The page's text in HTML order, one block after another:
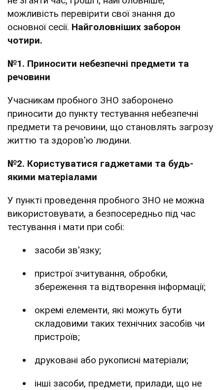
можливість перевірити свої знання до
основної сесії. Найголовніших заборон
чотири.
№1. Приносити небезпечні предмети та
речовини
Учасникам пробного ЗНО заборонено
приносити до пункту тестування небезпечні
предмети та речовини, що становлять загрозу
життю та здоров'ю людини.
№2. Користуватися гаджетами та будь-
якими матеріалами
У пункті проведення пробного ЗНО не можна
використовувати, а безпосередньо під час
тестування і мати при собі:
засоби зв'язку;
пристрої зчитування, обробки,
збереження та відтворення інформації;
окремі елементи, які можуть бути
складовими таких технічних засобів чи
пристроїв;
друковані або рукописні матеріали;
інші засоби, предмети, прилади, що не